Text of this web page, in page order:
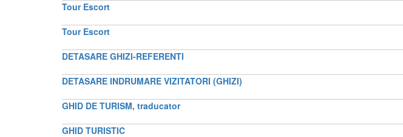
Tour Escort
Tour Escort
DETASARE GHIZI-REFERENTI
DETASARE INDRUMARE VIZITATORI (GHIZI)
GHID DE TURISM, traducator
GHID TURISTIC